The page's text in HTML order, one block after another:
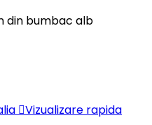
din bumbac alb
Vizualizare rapida